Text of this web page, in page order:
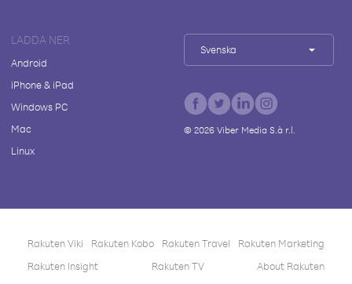
LADDA NER
Android
iPhone & iPad
Windows PC
Mac
Linux
Svenska
© 2026Viber Media S.à r.l.
Rakuten Viki Rakuten Kobo Rakuten Travel
Rakuten Marketing
Rakuten Insight
Rakuten TV About Rakuten